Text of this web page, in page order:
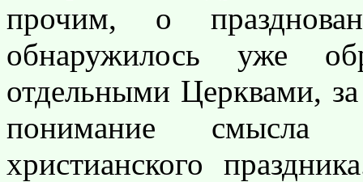
прочим, о
обнаружилось уже
отдельными Церквами,
понимание смысла
христианского